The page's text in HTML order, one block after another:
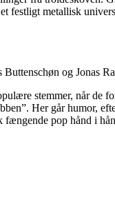
festligt metallisk
og Jonas
stemmer, når de
Her går humor,
fængende pop hånd i